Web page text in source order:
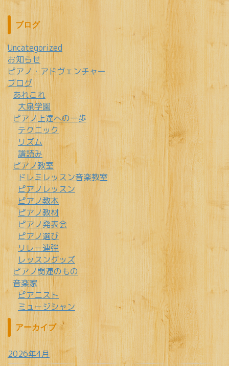
ブログ
Uncategorized
お知らせ
ピアノ・アドヴェンチャー
ブログ
あれこれ
大泉学園
ピアノ上達への一歩
テクニック
リズム
譜読み
ピアノ教室
ドレミレッスン音楽教室
ピアノレッスン
ピアノ教本
ピアノ教材
ピアノ発表会
ピアノ選び
リレー連弾
レッスングッズ
ピアノ関連のもの
音楽家
ピアニスト
ミュージシャン
アーカイブ
2026年4月